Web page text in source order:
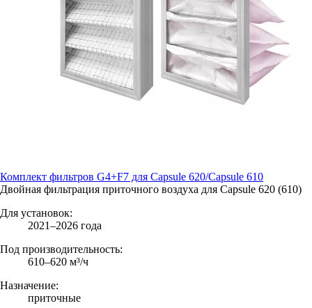
Комплект фильтров G4+F7 для Capsule 620/Capsule 610
Двойная фильтрация приточного воздуха для Capsule 620 (610)
Для установок:
2021–2026 года
Под производительность:
610–620 м³/ч
Назначение:
приточные